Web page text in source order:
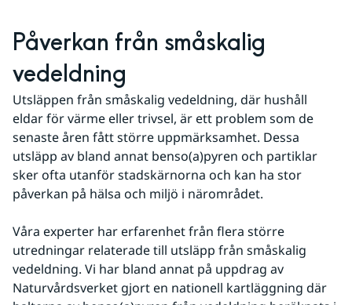
Påverkan från småskalig
vedeldning
Utsläppen från småskalig vedeldning, där hushåll
eldar för värme eller trivsel, är ett problem som de
senaste åren fått större uppmärksamhet. Dessa
utsläpp av bland annat benso(a)pyren och partiklar
sker ofta utanför stadskärnorna och kan ha stor
påverkan på hälsa och miljö i närområdet.
Våra experter har erfarenhet från flera större
utredningar relaterade till utsläpp från småskalig
vedeldning. Vi har bland annat på uppdrag av
Naturvårdsverket gjort en nationell kartläggning där